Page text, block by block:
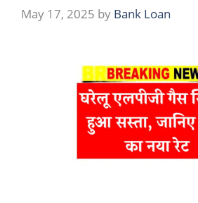
May 17, 2025 by Bank Loan